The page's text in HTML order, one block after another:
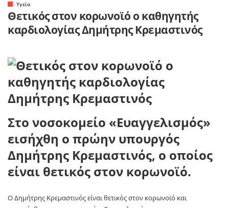
Yγεία
Θετικός στον κορωνοϊό ο καθηγητής
καρδιολογίας Δημήτρης Κρεμαστινός
Στο νοσοκομείο «Ευαγγελισμός»
εισήχθη ο πρώην υπουργός
Δημήτρης Κρεμαστινός, ο οποίος
είναι θετικός στον κορωνοϊό.
Ο Δημήτρης Κρεμαστινός είναι θετικός στον κορωνοϊό και